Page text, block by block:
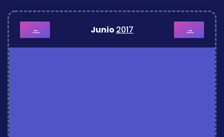
← Junio 2017 →